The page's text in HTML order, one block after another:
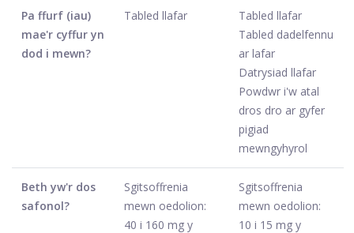
Pa ffurf (iau)
mae'r cyffur yn
dod i mewn?
Tabled llafar
Tabled llafar
Tabled dadelfennu
ar lafar
Datrysiad llafar
Powdwr i'w atal
dros dro ar gyfer
pigiad
mewngyhyrol
Beth yw'r dos
safonol?
Sgitsoffrenia
mewn oedolion:
40 i 160 mg y
Sgitsoffrenia
mewn oedolion:
10 i 15 mg y